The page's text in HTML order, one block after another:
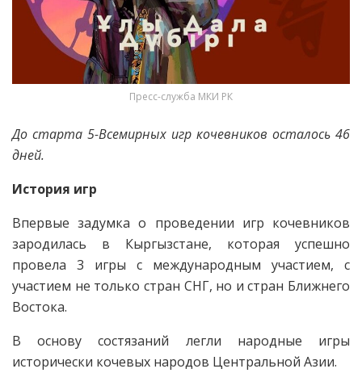
Пресс-служба МКИ РК
До старта 5-Всемирных игр кочевников осталось 46
дней.
История игр
Впервые задумка о проведении игр кочевников
зародилась в Кыргызстане, которая успешно
провела 3 игры с международным участием, с
участием не только стран СНГ, но и стран Ближнего
Востока.
В основу состязаний легли народные игры
исторически кочевых народов Центральной Азии.